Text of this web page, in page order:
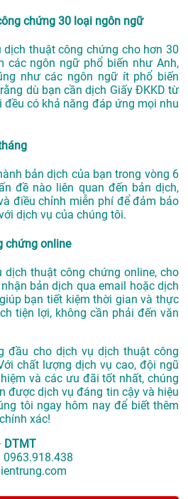
chứng 30 loại ngôn ngữ
thuật công chứng cho hơn 30
các ngôn ngữ phổ biến như Anh,
như các ngôn ngữ ít phổ biến
dù bạn cần dịch Giấy ĐKKD từ
đều có khả năng đáp ứng mọi nhu
bản dịch của bạn trong vòng 6
đề nào liên quan đến bản dịch,
điều chỉnh miễn phí để đảm bảo
dịch vụ của chúng tôi.
chứng online
dịch thuật công chứng online, cho
bản dịch qua email hoặc dịch
bạn tiết kiệm thời gian và thực
tiện lợi, không cần phải đến văn
đầu cho dịch vụ dịch thuật công
chất lượng dịch vụ cao, đội ngũ
và các ưu đãi tốt nhất, chúng
được dịch vụ đáng tin cậy và hiệu
tôi ngay hôm nay để biết thêm
xác!
DTMT